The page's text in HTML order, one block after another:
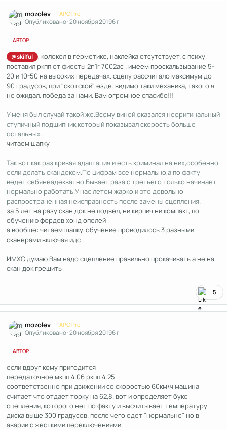
mozolev APC Pro
Опубликовано:20 ноября 20196 г
АВТОР
@skilful
, колокол в герметике, наклейка отсутствует. с психу
поставил ркпп от фиесты 2n1r 7002ac . имеем проскальзывание 5-
20 и 10-50 на высоких передачах. сцепу рассчитало максимум до
90 градусов, при "скотской" езде. видимо таки механика, такого я
не ожидал. победа за нами. Вам огромное спасибо!!!
У меня был случай такой же.Всему виной оказался неоригинальный
ступичный подшипник,который показывал скорость больше
остальных.
читаем шапку
Так вот как раз кривая адаптация и есть криминал на них,особенно
если делать скандоком.По цифрам все нормально,а по факту
ведет себянеадекватно.Бывает раза с третьего только начинает
нормально работать.У нас летом жарко и это довольно
распространенная неисправность после замены сцепления.
за 5 лет на разу скан док не подвел, ни кирпич ни компакт, по
обучению фордов хонд опелей
а вообще: читаем шапку. обучение проводилось 3 разными
сканерами включая идс
ИМХО думаю Вам надо сцепление правильно прокачивать а не на
скан док грешить
5
mozolev APC Pro
Опубликовано:20 ноября 20196 г
АВТОР
если вдруг кому пригодится
передаточное мкпп 4.06 ркпп 4.25
соответственно при движении со скоростью 60км\ч машина
считает что отдает торку на 62,8. вот и определяет букс
сцепления, которого нет по факту и высчитывает температуру
диска выше 300 градусов. после чего едет "нормально" но в
аварии с жесткими переключениями